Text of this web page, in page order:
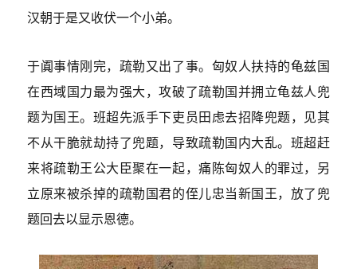
汉朝于是又收伏一个小弟。
于阗事情刚完，疏勒又出了事。匈奴人扶持的龟兹国
在西域国力最为强大，攻破了疏勒国并拥立龟兹人兜
题为国王。班超先派手下吏员田虑去招降兜题，见其
不从干脆就劫持了兜题，导致疏勒国内大乱。班超赶
来将疏勒王公大臣聚在一起，痛陈匈奴人的罪过，另
立原来被杀掉的疏勒国君的侄儿忠当新国王，放了兜
题回去以显示恩德。